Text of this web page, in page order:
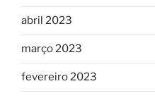
abril 2023
março 2023
fevereiro 2023